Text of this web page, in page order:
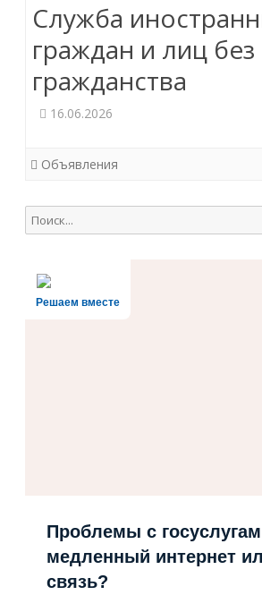
Служба
граждан и лиц без
гражданства
16.06.2026
Объявления
Поиск
для:
Решаем вместе
Проблемы с
медленный интернет
связь?